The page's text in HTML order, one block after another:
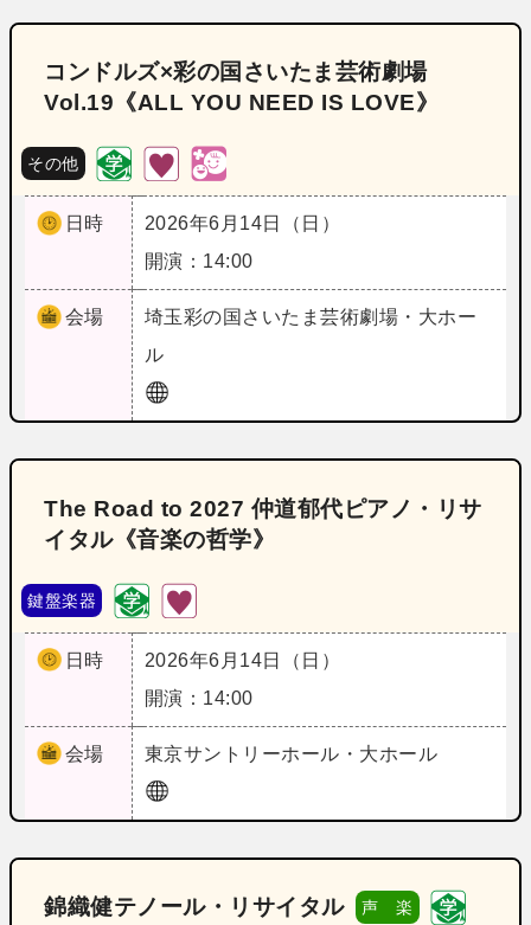
コンドルズ×彩の国さいたま芸術劇場
Vol.19《ALL YOU NEED IS LOVE》
その他
日時
2026年6月14日（日）
開演：14:00
会場 埼玉彩の国さいたま芸術劇場・大ホー
ル
The Road to 2027 仲道郁代ピアノ・リサ
イタル《音楽の哲学》
鍵盤楽器
日時
2026年6月14日（日）
開演：14:00
会場 東京サントリーホール・大ホール
錦織健テノール・リサイタル 声 楽